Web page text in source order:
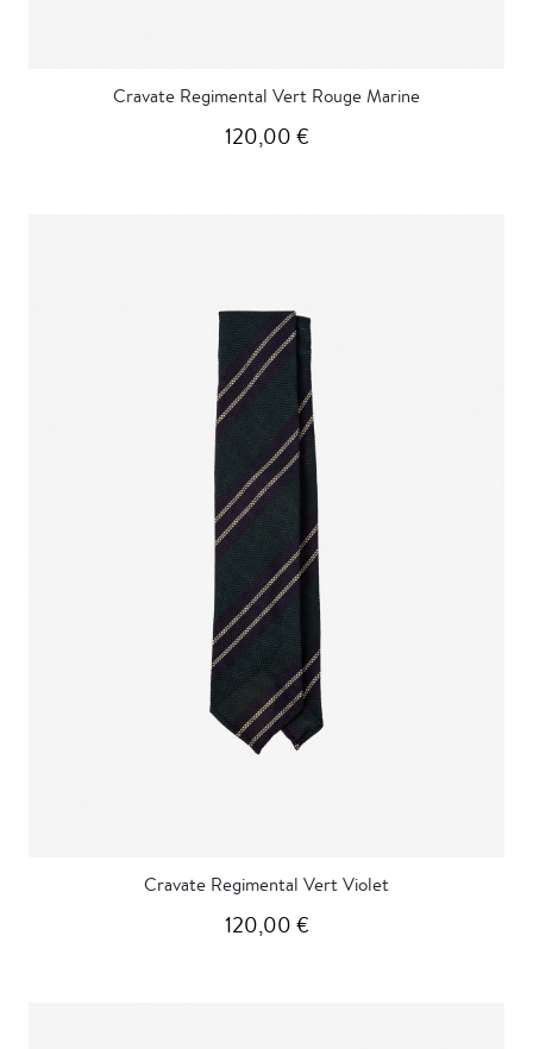
Cravate Regimental Vert Rouge Marine
120,00 €
Cravate Regimental Vert Violet
120,00 €